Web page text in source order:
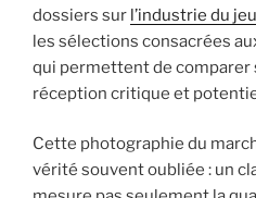
dossiers sur l’industrie du
les sélections consacrées
qui permettent de comparer
réception critique et
Cette photographie du
vérité souvent oubliée : un